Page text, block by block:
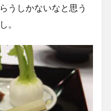
うしかないなと思う
。